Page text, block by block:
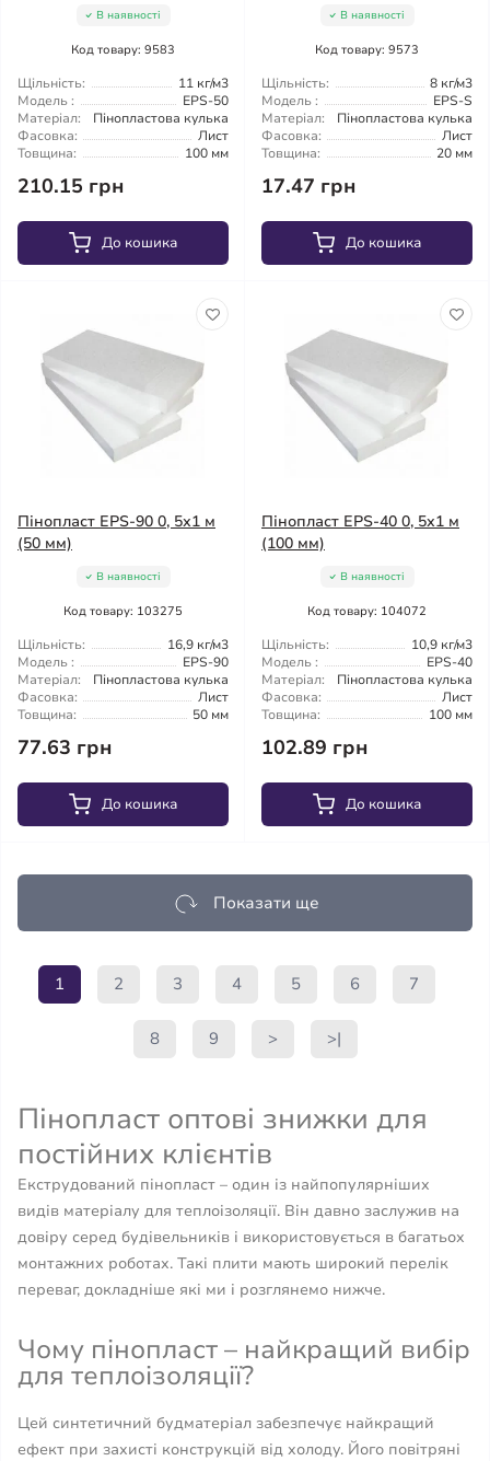
В наявності
Код товару: 9583
Щільність:
11 кг/м3
Модель :
EPS-50
Матеріал:
Пінопластова кулька
Фасовка:
Лист
Товщина:
100 мм
210.15 грн
До кошика
В наявності
Код товару: 9573
Щільність:
8 кг/м3
Модель :
EPS-S
Матеріал:
Пінопластова кулька
Фасовка:
Лист
Товщина:
20 мм
17.47 грн
До кошика
Пінопласт EPS-90 0, 5х1 м
(50 мм)
В наявності
Код товару: 103275
Щільність:
16,9 кг/м3
Модель :
EPS-90
Матеріал:
Пінопластова кулька
Фасовка:
Лист
Товщина:
50 мм
77.63 грн
До кошика
Пінопласт EPS-40 0, 5х1 м
(100 мм)
В наявності
Код товару: 104072
Щільність:
10,9 кг/м3
Модель :
EPS-40
Матеріал:
Пінопластова кулька
Фасовка:
Лист
Товщина:
100 мм
102.89 грн
До кошика
Показати ще
1 2 3 4 5 6 7
8 9 > >|
Пінопласт оптові знижки для
постійних клієнтів
Екструдований пінопласт – один із найпопулярніших
видів матеріалу для теплоізоляції. Він давно заслужив на
довіру серед будівельників і використовується в багатьох
монтажних роботах. Такі плити мають широкий перелік
переваг, докладніше які ми і розглянемо нижче.
Чому пінопласт – найкращий вибір
для теплоізоляції?
Цей синтетичний будматеріал забезпечує найкращий
ефект при захисті конструкцій від холоду. Його повітряні